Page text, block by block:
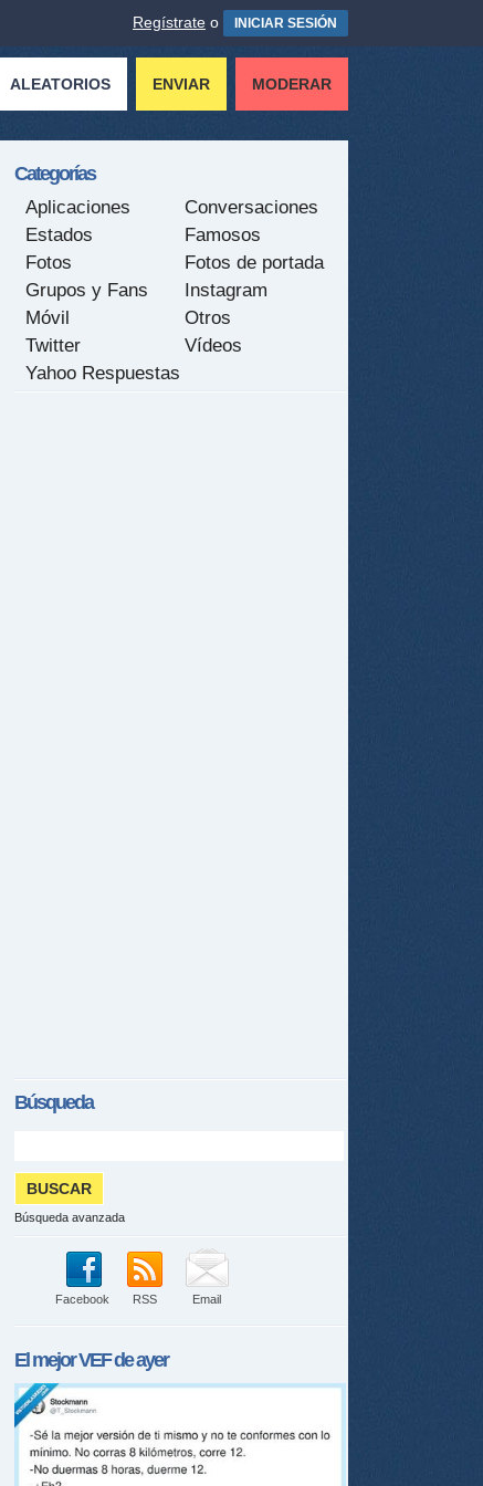
Regístrate o INICIAR SESIÓN
ALEATORIOS ENVIAR MODERAR
Categorías
Aplicaciones
Conversaciones
Estados
Famosos
Fotos
Fotos de portada
Grupos y Fans
Instagram
Móvil
Otros
Twitter
Vídeos
Yahoo Respuestas
Búsqueda
Búsqueda avanzada
Facebook RSS Email
El mejorVEFde ayer